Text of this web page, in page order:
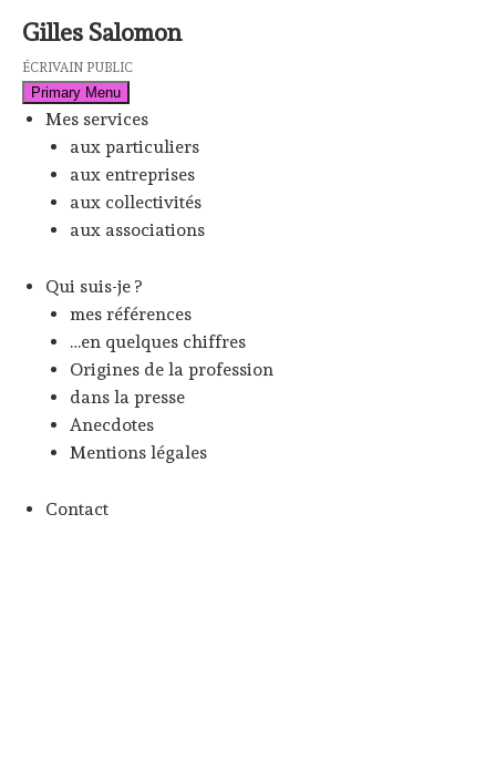
content
Gilles Salomon
ÉCRIVAIN PUBLIC
Primary Menu
Mes services
aux particuliers
aux entreprises
aux collectivités
aux associations
Qui suis-je ?
mes références
…en quelques chiffres
Origines de la profession
dans la presse
Anecdotes
Mentions légales
Contact